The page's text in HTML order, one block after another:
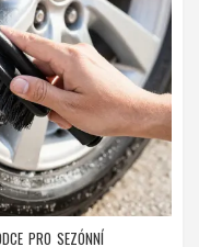
PRO SEZÓNNÍ